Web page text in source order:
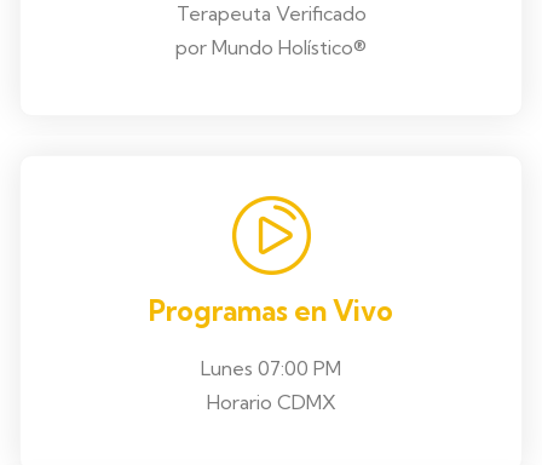
Terapeuta Verificado
por Mundo Holístico®
Programas en Vivo
Lunes 07:00 PM
Horario CDMX